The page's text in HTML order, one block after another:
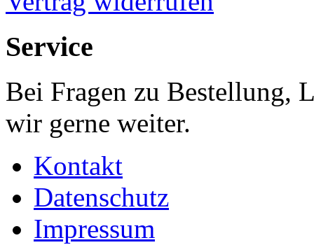
Service
Bei Fragen zu Bestellung,
wir gerne weiter.
Kontakt
Datenschutz
Impressum